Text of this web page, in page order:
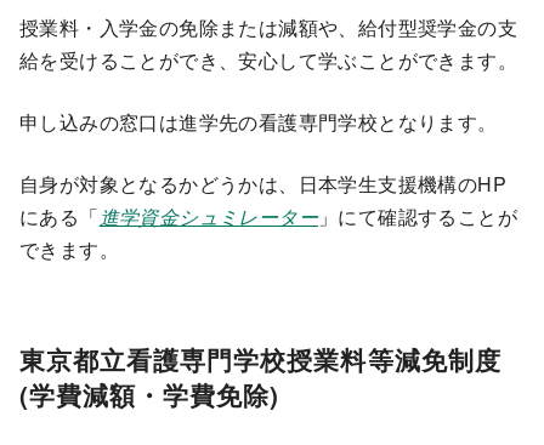
授業料・入学金の免除または減額や、給付型奨学金の支
給を受けることができ、安心して学ぶことができます。
申し込みの窓口は進学先の看護専門学校となります。
自身が対象となるかどうかは、日本学生支援機構のHP
にある「進学資金シュミレーター」にて確認することが
できます。
東京都立看護専門学校授業料等減免制度
(学費減額・学費免除)